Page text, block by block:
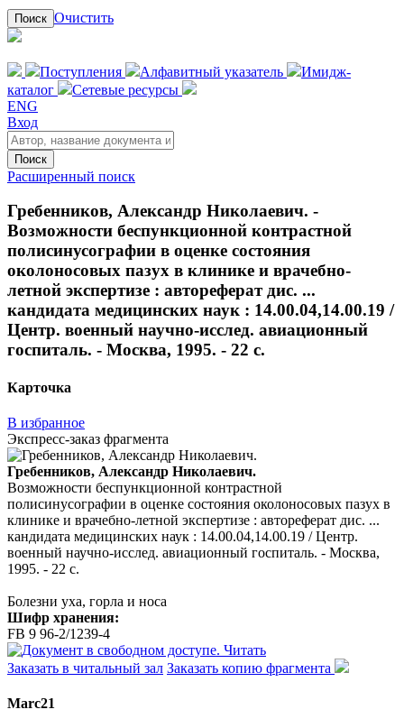
Поиск Очистить
Поступления Алфавитный указатель
Имидж-
каталог
Сетевые ресурсы
ENG
Вход
Поиск
Расширенный поиск
Гребенников, Александр Николаевич. -
Возможности беспункционной контрастной
полисинусографии в оценке состояния
околоносовых пазух в клинике и врачебно-
летной экспертизе : автореферат дис. ...
кандидата медицинских наук : 14.00.04,14.00.19 /
Центр. военный научно-исслед. авиационный
госпиталь. - Москва, 1995. - 22 с.
Карточка
В избранное
Экспресс-заказ фрагмента
Гребенников, Александр Николаевич.
Возможности беспункционной контрастной
полисинусографии в оценке состояния околоносовых пазух в
клинике и врачебно-летной экспертизе : автореферат дис. ...
кандидата медицинских наук : 14.00.04,14.00.19 / Центр.
военный научно-исслед. авиационный госпиталь. - Москва,
1995. - 22 с.
Болезни уха, горла и носа
Шифр хранения:
FB 9 96-2/1239-4
Читать
Заказать в читальный зал Заказать копию фрагмента
Marc21